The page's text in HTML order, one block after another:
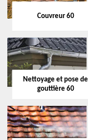
Couvreur 60
Nettoyage et pose de
gouttière 60